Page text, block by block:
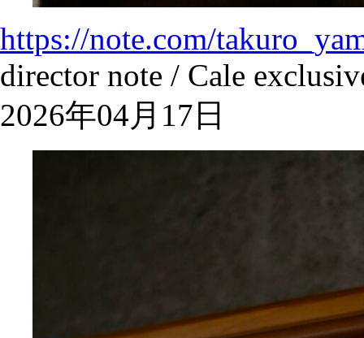
https://note.com/
director note / Cale
2026年04月17日